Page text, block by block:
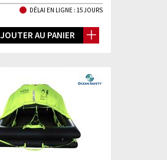
DÉLAI EN LIGNE : 15 JOURS
AU PANIER